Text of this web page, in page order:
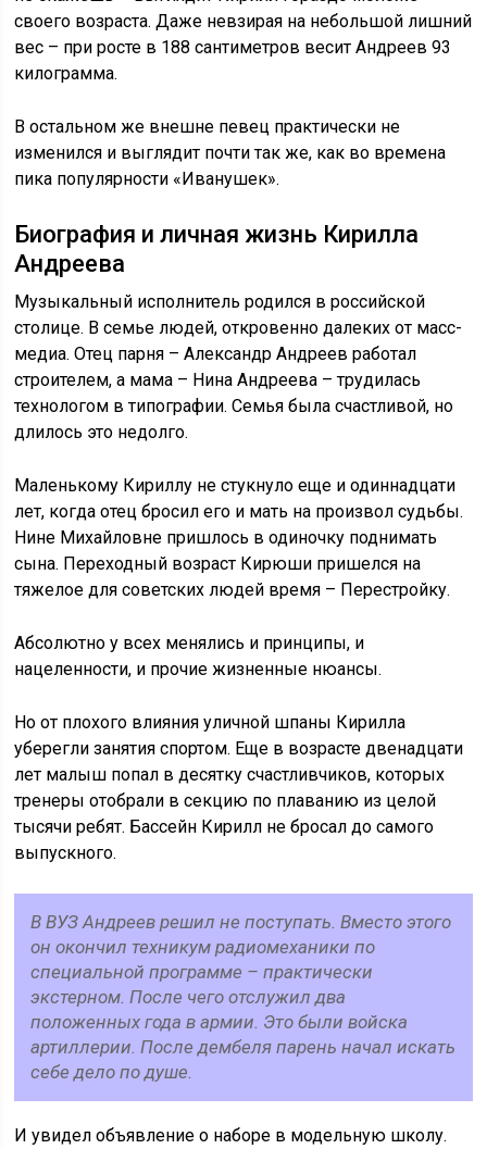
своего возраста. Даже невзирая на небольшой лишний
вес – при росте в 188 сантиметров весит Андреев 93
килограмма.
В остальном же внешне певец практически не
изменился и выглядит почти так же, как во времена
пика популярности «Иванушек».
Биография и личная жизнь Кирилла
Андреева
Музыкальный исполнитель родился в российской
столице. В семье людей, откровенно далеких от масс-
медиа. Отец парня – Александр Андреев работал
строителем, а мама – Нина Андреева – трудилась
технологом в типографии. Семья была счастливой, но
длилось это недолго.
Маленькому Кириллу не стукнуло еще и одиннадцати
лет, когда отец бросил его и мать на произвол судьбы.
Нине Михайловне пришлось в одиночку поднимать
сына. Переходный возраст Кирюши пришелся на
тяжелое для советских людей время – Перестройку.
Абсолютно у всех менялись и принципы, и
нацеленности, и прочие жизненные нюансы.
Но от плохого влияния уличной шпаны Кирилла
уберегли занятия спортом. Еще в возрасте двенадцати
лет малыш попал в десятку счастливчиков, которых
тренеры отобрали в секцию по плаванию из целой
тысячи ребят. Бассейн Кирилл не бросал до самого
выпускного.
В ВУЗ Андреев решил не поступать. Вместо этого
он окончил техникум радиомеханики по
специальной программе – практически
экстерном. После чего отслужил два
положенных года в армии. Это были войска
артиллерии. После дембеля парень начал искать
себе дело по душе.
И увидел объявление о наборе в модельную школу.